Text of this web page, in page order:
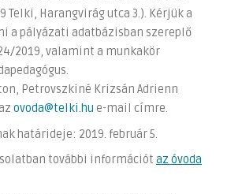
Telki, Harangvirág utca 3.). Kérjük a
a pályázati adatbázisban szereplő
2019, valamint a munkakör
Petrovszkiné Krizsán Adrienn
ovoda@telki.hu e-mail címre.
határideje: 2019. február 5.
további információt az óvoda